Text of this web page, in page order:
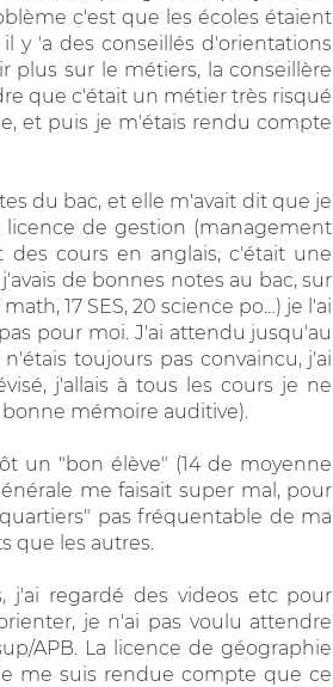
c'est que les écoles étaient
y 'a des conseillés d'orientations
plus sur le métiers, la conseillère
que c'était un métier très risqué
et puis je m'étais rendu compte
du bac, et elle m'avait dit que je
de gestion (management
cours en anglais, c'était une
de bonnes notes au bac, sur
17 SES, 20 science po…) je l'ai
pour moi. J'ai attendu jusqu'au
toujours pas convaincu, j'ai
j'allais à tous les cours je ne
mémoire auditive).
un "bon élève" (14 de moyenne
me faisait super mal, pour
pas fréquentable de ma
que les autres.
j'ai regardé des videos etc pour
je n'ai pas voulu attendre
APB. La licence de géographie
me suis rendue compte que ce